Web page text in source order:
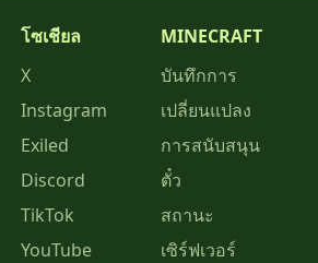
โซเชียล
X
Instagram
Exiled
Discord
TikTok
YouTube
MINECRAFT
บันทึกการ
เปลี่ยนแปลง
การสนับสนุน
ตั๋ว
สถานะ
เซิร์ฟเวอร์